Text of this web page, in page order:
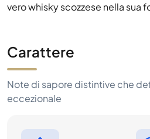
vero whisky scozzese nella sua
Carattere
Note di sapore distintive che
eccezionale